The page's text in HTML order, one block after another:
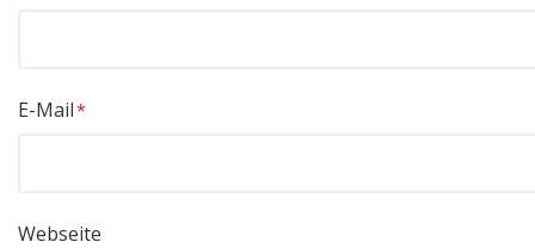
E-Mail
Webseite